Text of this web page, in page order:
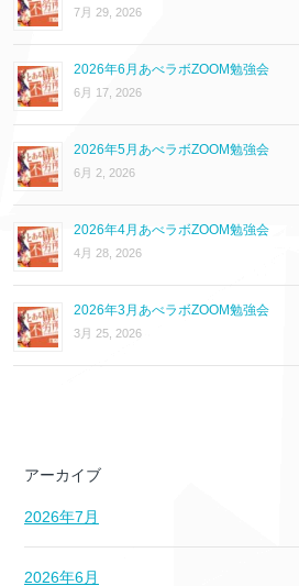
7月 29, 2026
2026年6月あべラボZOOM勉強会
6月 17, 2026
2026年5月あべラボZOOM勉強会
6月 2, 2026
2026年4月あべラボZOOM勉強会
4月 28, 2026
2026年3月あべラボZOOM勉強会
3月 25, 2026
アーカイブ
2026年7月
2026年6月